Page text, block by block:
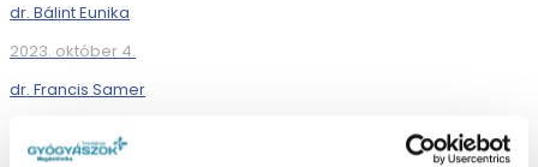
dr. Bálint Eunika
2023. október 4.
dr. Francis Samer